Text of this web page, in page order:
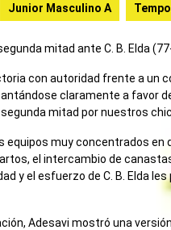
Junior Masculino A
mitad ante C. B. Elda
con autoridad frente a un
claramente a favor
mitad por nuestros
equipos muy concentrados
el intercambio de
y el esfuerzo de C. B. Elda
Adesavi mostró una